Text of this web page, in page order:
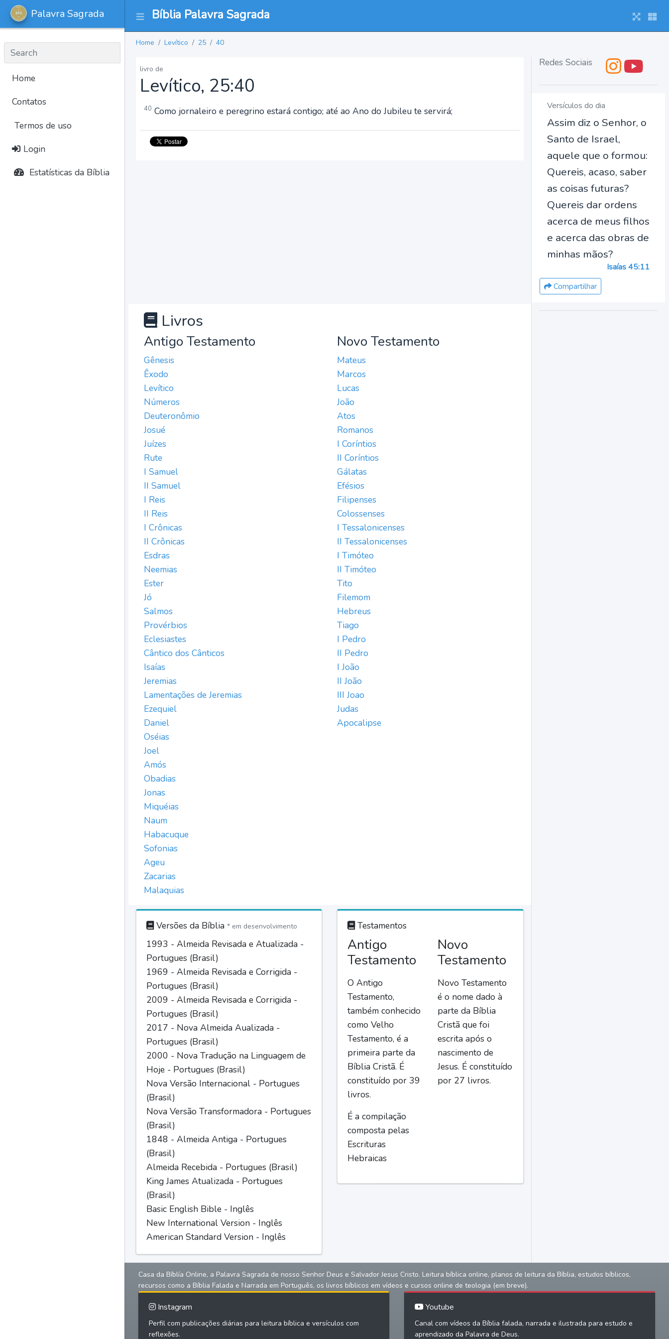
Bíblia Palavra Sagrada
Palavra Sagrada
Home
Contatos
Termos de uso
Login
Estatísticas da Bíblia
Home Levítico 25 40
livro de
Levítico, 25:40
40 Como jornaleiro e peregrino estará contigo; até ao Ano do Jubileu te servirá;
Livros
Antigo Testamento
Gênesis
Êxodo
Levítico
Números
Deuteronômio
Josué
Juízes
Rute
I Samuel
II Samuel
I Reis
II Reis
I Crônicas
II Crônicas
Esdras
Neemias
Ester
Jó
Salmos
Provérbios
Eclesiastes
Cântico dos Cânticos
Isaías
Jeremias
Lamentações de Jeremias
Ezequiel
Daniel
Oséias
Joel
Amós
Obadias
Jonas
Miquéias
Naum
Habacuque
Sofonias
Ageu
Zacarias
Malaquias
Novo Testamento
Mateus
Marcos
Lucas
João
Atos
Romanos
I Coríntios
II Coríntios
Gálatas
Efésios
Filipenses
Colossenses
I Tessalonicenses
II Tessalonicenses
I Timóteo
II Timóteo
Tito
Filemom
Hebreus
Tiago
I Pedro
II Pedro
I João
II João
III Joao
Judas
Apocalipse
Versões da Bíblia * em desenvolvimento
1993 - Almeida Revisada e Atualizada -
Portugues (Brasil)
1969 - Almeida Revisada e Corrigida -
Portugues (Brasil)
2009 - Almeida Revisada e Corrigida -
Portugues (Brasil)
2017 - Nova Almeida Aualizada -
Portugues (Brasil)
2000 - Nova Tradução na Linguagem de
Hoje - Portugues (Brasil)
Nova Versão Internacional - Portugues
(Brasil)
Nova Versão Transformadora - Portugues
(Brasil)
1848 - Almeida Antiga - Portugues
(Brasil)
Almeida Recebida - Portugues (Brasil)
King James Atualizada - Portugues
(Brasil)
Basic English Bible - Inglês
New International Version - Inglês
American Standard Version - Inglês
Testamentos
Antigo
Testamento
O Antigo
Testamento,
também conhecido
como Velho
Testamento, é a
primeira parte da
Bíblia Cristã. É
constituído por 39
livros.
É a compilação
composta pelas
Escrituras
Hebraicas
Novo
Testamento
Novo Testamento
é o nome dado à
parte da Bíblia
Cristã que foi
escrita após o
nascimento de
Jesus. É constituído
por 27 livros.
Redes Sociais
Versículos do dia
Assim diz o Senhor, o
Santo de Israel,
aquele que o formou:
Quereis, acaso, saber
as coisas futuras?
Quereis dar ordens
acerca de meus filhos
e acerca das obras de
minhas mãos?
Isaías 45:11
Compartilhar
Casa da Bíblía Online, a Palavra Sagrada de nosso Senhor Deus e Salvador Jesus Cristo. Leitura bíblica online, planos de leitura da Bíblia, estudos bíblicos,
recursos como a Bíblia Falada e Narrada em Português, os livros bíblicos em vídeos e cursos online de teologia (em breve).
Instagram
Perfil com publicações diárias para leitura bíblica e versículos com
reflexões.
Youtube
Canal com vídeos da Bíblia falada, narrada e ilustrada para estudo e
aprendizado da Palavra de Deus.